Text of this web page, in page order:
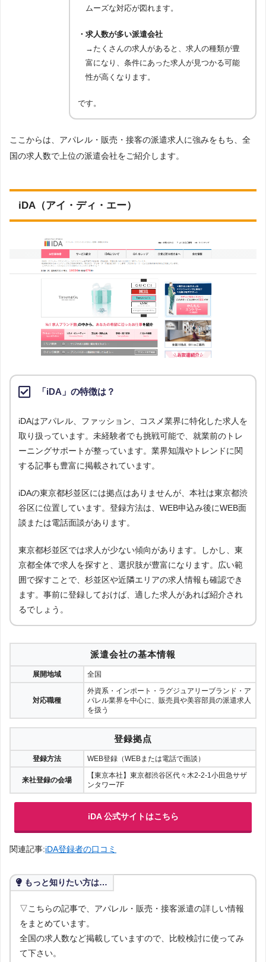
ムーズな対応が図れます。
・求人数が多い派遣会社
→たくさんの求人があると、求人の種類が豊
富になり、条件にあった求人が見つかる可能
性が高くなります。
です。
ここからは、アパレル・販売・接客の派遣求人に強みをもち、全
国の求人数で上位の派遣会社をご紹介します。
iDA（アイ・ディ・エー）
「iDA」の特徴は？
iDAはアパレル、ファッション、コスメ業界に特化した求人を
取り扱っています。未経験者でも挑戦可能で、就業前のトレ
ーニングサポートが整っています。業界知識やトレンドに関
する記事も豊富に掲載されています。
iDAの東京都杉並区には拠点はありませんが、本社は東京都渋
谷区に位置しています。登録方法は、WEB申込み後にWEB面
談または電話面談があります。
東京都杉並区では求人が少ない傾向があります。しかし、東
京都全体で求人を探すと、選択肢が豊富になります。広い範
囲で探すことで、杉並区や近隣エリアの求人情報も確認でき
ます。事前に登録しておけば、適した求人があれば紹介され
るでしょう。
派遣会社の基本情報
展開地域 全国
対応職種
外資系・インポート・ラグジュアリーブランド・ア
パレル業界を中心に、販売員や美容部員の派遣求人
を扱う
登録拠点
登録方法 WEB登録（WEBまたは電話で面談）
来社登録の会場
【東京本社】東京都渋谷区代々木2-2-1小田急サザ
ンタワー7F
iDA 公式サイトはこちら
関連記事:iDA登録者の口コミ
もっと知りたい方は…
▽こちらの記事で、アパレル・販売・接客派遣の詳しい情報
をまとめています。
全国の求人数など掲載していますので、比較検討に使ってみ
て下さい。